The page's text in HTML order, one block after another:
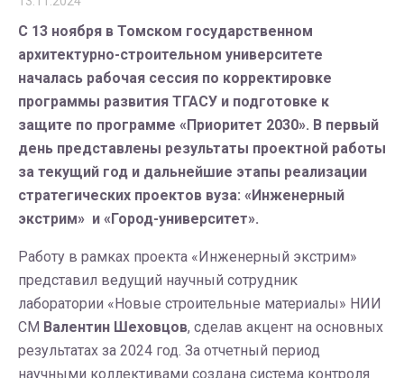
С 13 ноября в Томском государственном
архитектурно-строительном университете
началась рабочая сессия по корректировке
программы развития ТГАСУ и подготовке к
защите по программе «Приоритет 2030». В первый
день представлены результаты проектной работы
за текущий год и дальнейшие этапы реализации
стратегических проектов вуза: «Инженерный
экстрим» и «Город-университет».
Работу в рамках проекта «Инженерный экстрим»
представил ведущий научный сотрудник
лаборатории «Новые строительные материалы» НИИ
СМ Валентин Шеховцов, сделав акцент на основных
результатах за 2024 год. За отчетный период
научными коллективами создана система контроля